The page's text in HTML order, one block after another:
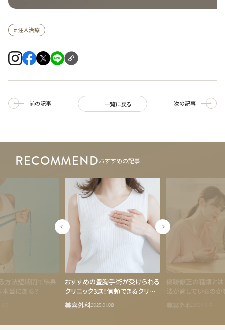
# 注入治療
前の記事 一覧に戻る 次の記事
RECOMMENDおすすめの記事
方法短期間で結果
当にある？
おすすめの豊胸手術が受けられる
クリニック3選！信頼できるクリニッ
クの選び方
美容外科2025.01.08
傷跡修正の種類と
法が適しているのか
美容外科